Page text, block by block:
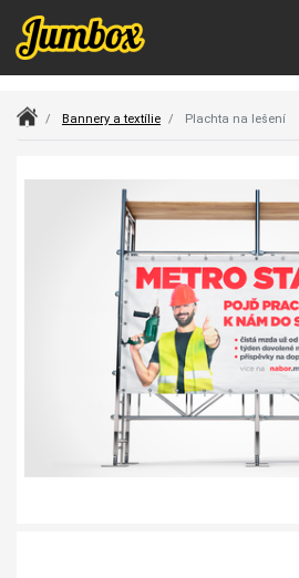
Index Bannery a textílie Plachta na lešení